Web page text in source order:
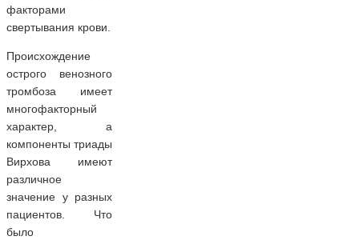
факторами
свертывания крови.
Происхождение
острого венозного
тромбоза имеет
многофакторный
характер, а
компоненты триады
Вирхова имеют
различное
значение у разных
пациентов. Что
было